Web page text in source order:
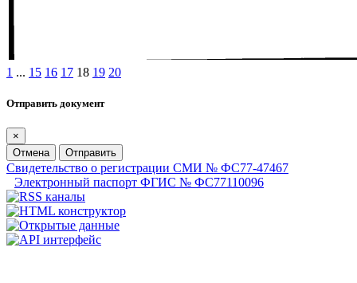
1 ... 15 16 17 18 19 20
Отправить документ
×
Отмена
Отправить
Свидетельство о регистрации СМИ № ФС77-47467
Электронный паспорт ФГИС № ФС77110096